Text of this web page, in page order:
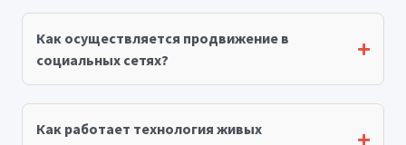
Как осуществляется продвижение в
социальных сетях?
Как работает технология живых